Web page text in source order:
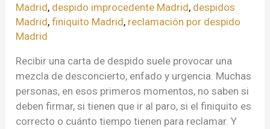
Madrid, despido improcedente Madrid, despidos
Madrid,finiquito Madrid, reclamación por despido
Madrid
Recibir una carta de despido suele provocar una
mezcla de desconcierto, enfado y urgencia. Muchas
personas, en esos primeros momentos, no saben si
deben firmar, si tienen que ir al paro, si el finiquito es
correcto o cuánto tiempo tienen para reclamar. Y